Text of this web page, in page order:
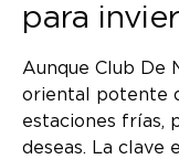
para
Aunque Club De
oriental potente
estaciones frías,
deseas. La clave